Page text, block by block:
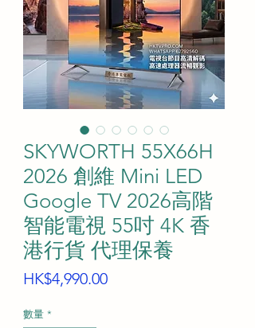
SKYWORTH 55X66H
2026 創維 Mini LED
Google TV 2026高階
智能電視 55吋 4K 香
港行貨 代理保養
HK$4,990.00價
數量 *